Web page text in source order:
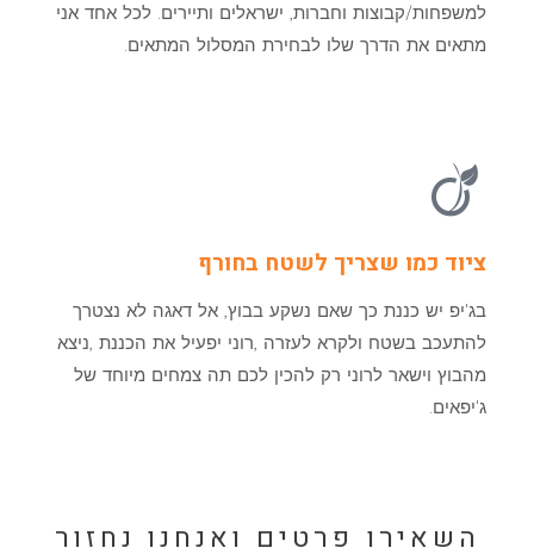
למשפחות/קבוצות וחברות, ישראלים ותיירים. לכל אחד אני
מתאים את הדרך שלו לבחירת המסלול המתאים.
ציוד כמו שצריך לשטח בחורף
בג'יפ יש כננת כך שאם נשקע בבוץ, אל דאגה לא נצטרך
להתעכב בשטח ולקרא לעזרה ,רוני יפעיל את הכננת ,ניצא
מהבוץ וישאר לרוני רק להכין לכם תה צמחים מיוחד של
ג'יפאים.
השאירו פרטים ואנחנו נחזור